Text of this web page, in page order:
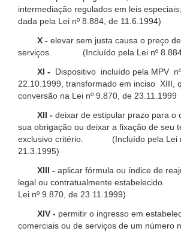
intermediação regulados em leis
dada pela Lei nº 8.884, de 11.6.1994)
X - elevar sem justa causa o preço
serviços. (Incluído pela Lei nº 8.884,
XI -
Dispositivo incluído pela MPV
22.10.1999, transformado em inciso XIII,
conversão na Lei nº 9.870, de 23.11.1999
XII - deixar de estipular prazo para o
sua obrigação ou deixar a fixação de seu
exclusivo critério. (Incluído pela Lei
21.3.1995)
XIII - aplicar fórmula ou índice de
legal ou contratualmente
Lei nº 9.870, de 23.11.1999)
XIV - permitir o ingresso em
comerciais ou de serviços de um número